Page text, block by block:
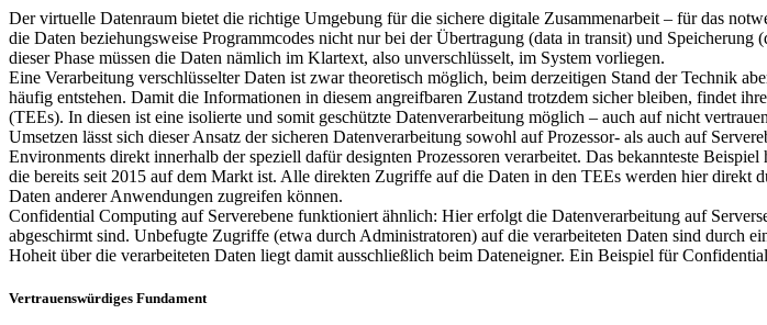
Der virtuelle Datenraum bietet die richtige Umgebung für die sichere digitale Zusammenarbeit – für das
die Daten beziehungsweise Programmcodes nicht nur bei der Übertragung (data in transit) und
dieser Phase müssen die Daten nämlich im Klartext, also unverschlüsselt, im System vorliegen.
Eine Verarbeitung verschlüsselter Daten ist zwar theoretisch möglich, beim derzeitigen Stand der Technik
häufig entstehen. Damit die Informationen in diesem angreifbaren Zustand trotzdem sicher bleiben, findet
(TEEs). In diesen ist eine isolierte und somit geschützte Datenverarbeitung möglich – auch auf nicht
Umsetzen lässt sich dieser Ansatz der sicheren Datenverarbeitung sowohl auf Prozessor- als auch auf
Environments direkt innerhalb der speziell dafür designten Prozessoren verarbeitet. Das bekannteste
die bereits seit 2015 auf dem Markt ist. Alle direkten Zugriffe auf die Daten in den TEEs werden hier direkt
Daten anderer Anwendungen zugreifen können.
Confidential Computing auf Serverebene funktioniert ähnlich: Hier erfolgt die Datenverarbeitung auf
abgeschirmt sind. Unbefugte Zugriffe (etwa durch Administratoren) auf die verarbeiteten Daten sind durch
Hoheit über die verarbeiteten Daten liegt damit ausschließlich beim Dateneigner. Ein Beispiel für
Vertrauenswürdiges Fundament